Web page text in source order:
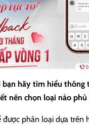
bạn hãy tìm hiểu thông
nên chọn loại nào
được phân loại dựa trên